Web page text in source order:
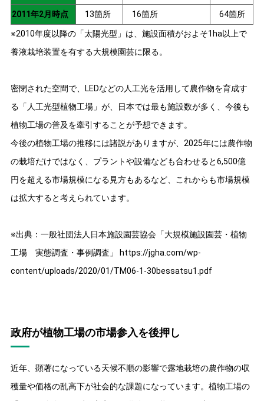
2011年2月時点 13箇所 16箇所 64箇所
※2010年度以降の「太陽光型」は、施設面積がおよそ1ha以上で
養液栽培装置を有する大規模園芸に限る。
密閉された空間で、LEDなどの人工光を活用して農作物を育成す
る「人工光型植物工場」が、日本では最も施設数が多く、今後も
植物工場の普及を牽引することが予想できます。
今後の植物工場の推移には諸説がありますが、2025年には農作物
の栽培だけではなく、プラントや設備なども合わせると6,500億
円を超える市場規模になる見方もあるなど、これからも市場規模
は拡大すると考えられています。
※出典：一般社団法人日本施設園芸協会「大規模施設園芸・植物
工場 実態調査・事例調査」 https://jgha.com/wp-
content/uploads/2020/01/TM06-1-30bessatsu1.pdf
政府が植物工場の市場参入を後押し
近年、顕著になっている天候不順の影響で露地栽培の農作物の収
穫量や価格の乱高下が社会的な課題になっています。植物工場の